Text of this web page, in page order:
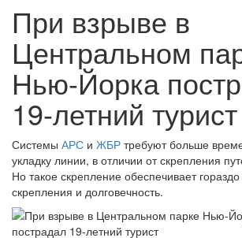
При взрыве в
Центральном
Нью-Йорка
19-летний турист
Системы АРС и ЖБР требуют больше
укладку линии, в отличии от скрепления
Но такое скрепление обеспечивает
скрепления и долговечность.